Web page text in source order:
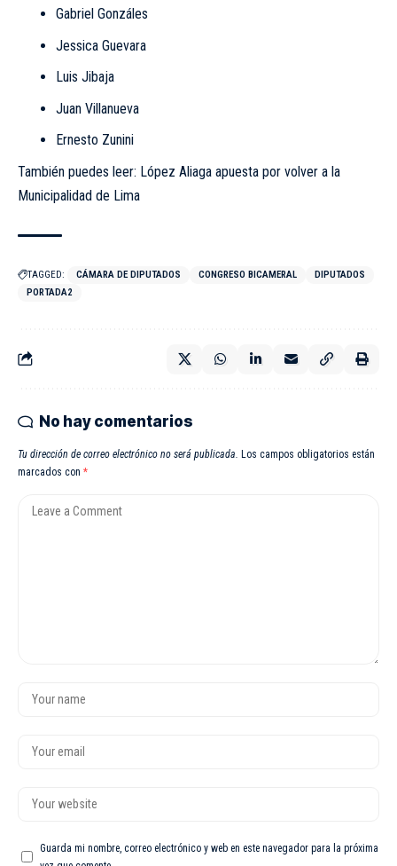
Gabriel Gonzáles
Jessica Guevara
Luis Jibaja
Juan Villanueva
Ernesto Zunini
También puedes leer: López Aliaga apuesta por volver a la
Municipalidad de Lima
TAGGED: CÁMARA DE DIPUTADOS CONGRESO BICAMERAL
DIPUTADOS
PORTADA2
No hay comentarios
Tu dirección de correo electrónico no será publicada. Los campos obligatorios están
marcados con *
Guarda mi nombre, correo electrónico y web en este navegador para la próxima